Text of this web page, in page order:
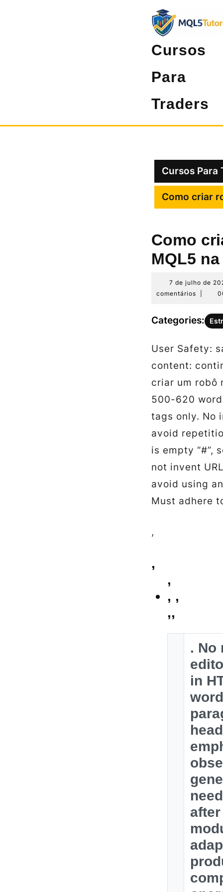
Cursos
Para
Traders
Cursos Para
Como criar
Como
MQL5
7 de julho de
comentários
Categories:
User Safety:
content:
criar um robô
500-620
tags only. No
avoid
is empty “#”,
not invent
avoid using
Must adhere
,
,
,
, ,
,,
. No
in